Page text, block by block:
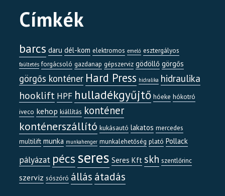
Címkék
barcs daru dél-kom elektromos emelő esztergályos
faültetés forgácsoló gazdanap gépszerviz gödöllő görgős
görgős konténer Hard Press hidralika hidraulika
hooklift HPF hulladékgyűjtő hóeke hókotró
iveco kehop kiállítás konténer
konténerszállító kukásautó lakatos mercedes
multilift munka munkahenger munkalehetőség plató Pollack
pályázat pécsseres Seres Kft skh szentlőrinc
szerviz sószóró állás átadás